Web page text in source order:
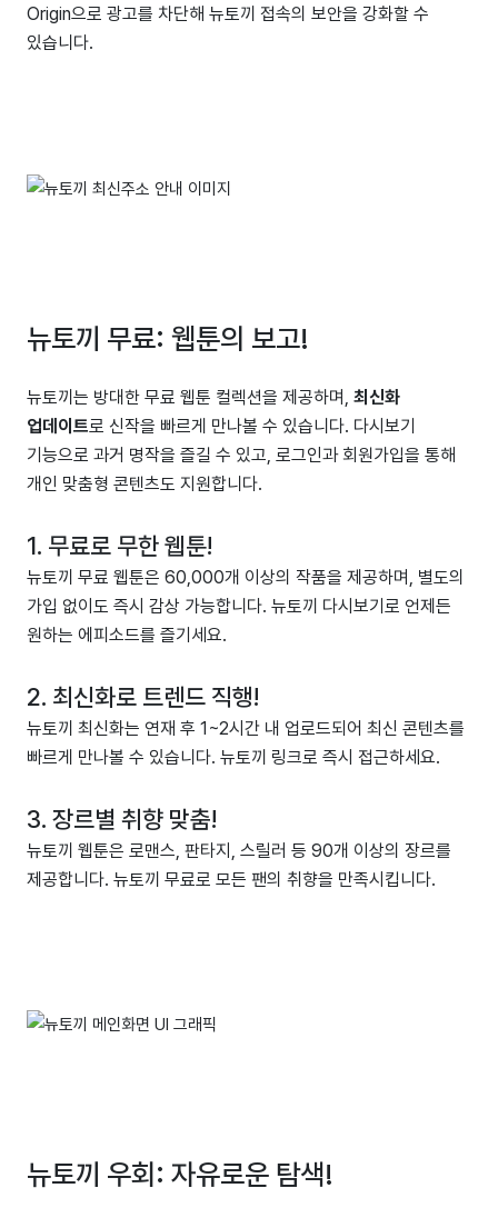
Origin으로 광고를 차단해 뉴토끼 접속의 보안을 강화할 수
있습니다.
뉴토끼 무료: 웹툰의 보고!
뉴토끼는 방대한 무료 웹툰 컬렉션을 제공하며, 최신화
업데이트로 신작을 빠르게 만나볼 수 있습니다. 다시보기
기능으로 과거 명작을 즐길 수 있고, 로그인과 회원가입을 통해
개인 맞춤형 콘텐츠도 지원합니다.
1. 무료로 무한 웹툰!
뉴토끼 무료 웹툰은 60,000개 이상의 작품을 제공하며, 별도의
가입 없이도 즉시 감상 가능합니다. 뉴토끼 다시보기로 언제든
원하는 에피소드를 즐기세요.
2. 최신화로 트렌드 직행!
뉴토끼 최신화는 연재 후 1~2시간 내 업로드되어 최신 콘텐츠를
빠르게 만나볼 수 있습니다. 뉴토끼 링크로 즉시 접근하세요.
3. 장르별 취향 맞춤!
뉴토끼 웹툰은 로맨스, 판타지, 스릴러 등 90개 이상의 장르를
제공합니다. 뉴토끼 무료로 모든 팬의 취향을 만족시킵니다.
뉴토끼 우회: 자유로운 탐색!